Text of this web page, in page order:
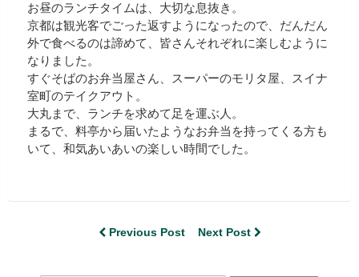
お昼のランチタイムは、大切な息抜き。
京都は観光客でごった返すようになったので、だんだん
外で食べるのは諦めて、皆さんそれぞれに楽しむように
なりました。
すぐそばのお弁当屋さん、スーパーのモリタ屋、スイナ
室町のテイクアウト。
大丸まで、ランチを求めて足を運ぶ人。
まるで、料亭から届いたようなお弁当を持ってくる方も
いて、和気あいあいの楽しい時間でした。
Previous Post Next Post